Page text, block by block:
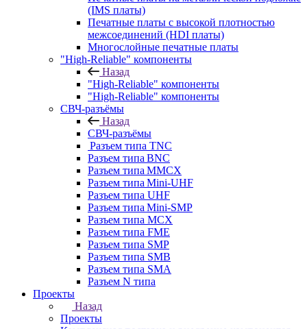
(IMS платы)
Печатные платы с высокой плотностью
межсоединений (HDI платы)
Многослойные печатные платы
"High-Reliable" компоненты
Назад
"High-Reliable" компоненты
"High-Reliable" компоненты
СВЧ-разъёмы
Назад
СВЧ-разъёмы
Разъем типа TNC
Разъем типа BNC
Разъем типа MMCX
Разъем типа Mini-UHF
Разъем типа UHF
Разъем типа Mini-SMP
Разъем типа MCX
Разъем типа FME
Разъем типа SMP
Разъем типа SMB
Разъем типа SMA
Разъем N типа
Проекты
Назад
Проекты